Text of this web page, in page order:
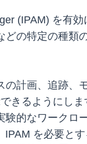
(IPAM) を有
の特定の種
計画、追跡
きるようにし
的なワーク
を必要と